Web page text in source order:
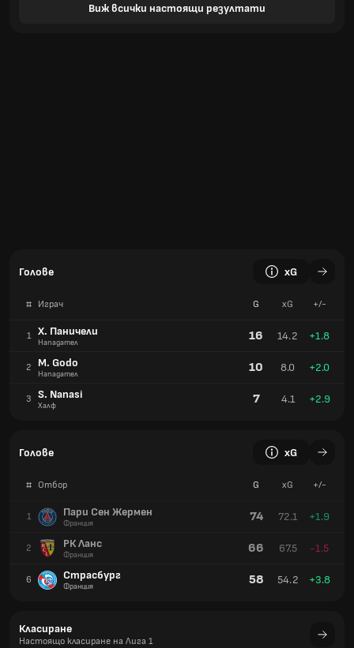
Виж всички настоящи резултати
Голове xG
# Играч G xG +/-
1 Х. Паничели
Нападател 16 14.2 +1.8
2 M. Godo
Нападател 10 8.0 +2.0
3 S. Nanasi
Халф 7 4.1 +2.9
Голове xG
# Отбор G xG +/-
1 Пари Сен Жермен
Франция 74 72.1 +1.9
2 РК Ланс
Франция 66 67.5 -1.5
6 Страсбург
Франция 58 54.2 +3.8
Класиране
Настоящо класиране на Лига 1